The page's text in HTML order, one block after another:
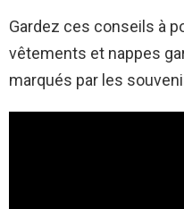
Gardez ces conseils à
vêtements et nappes
marqués par les